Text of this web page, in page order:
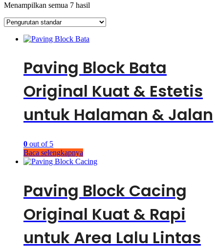
Menampilkan semua 7 hasil
Paving Block Bata
Original Kuat & Estetis
untuk Halaman & Jalan
0 out of 5
Baca selengkapnya
Paving Block Cacing
Original Kuat & Rapi
untuk Area Lalu Lintas